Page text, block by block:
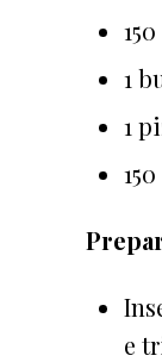
1
1
e